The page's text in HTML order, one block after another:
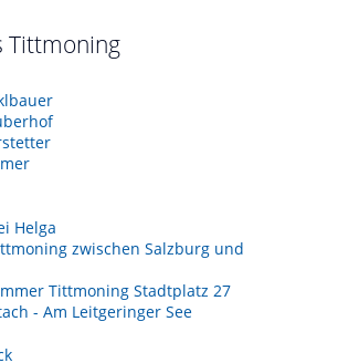
Tittmoning
Helga
zwischen Salzburg und
Tittmoning Stadtplatz 27
- Am Leitgeringer See